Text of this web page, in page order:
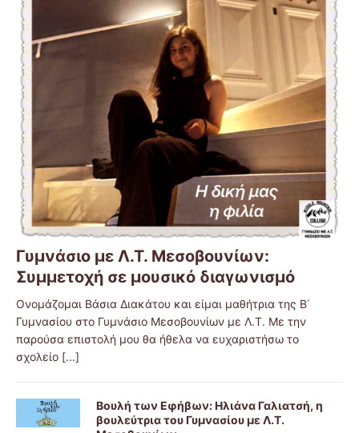
Γυμνάσιο με Λ.Τ. Μεσοβουνίων:
Συμμετοχή σε μουσικό διαγωνισμό
Ονομάζομαι Βάσια Διακάτου και είμαι μαθήτρια της Β΄
Γυμνασίου στο Γυμνάσιο Μεσοβουνίων με Λ.Τ. Με την
παρούσα επιστολή μου θα ήθελα να ευχαριστήσω το
σχολείο [...]
Βουλή των Εφήβων: Ηλιάνα Γαλιατσή, η
βουλεύτρια του Γυμνασίου με Λ.Τ.